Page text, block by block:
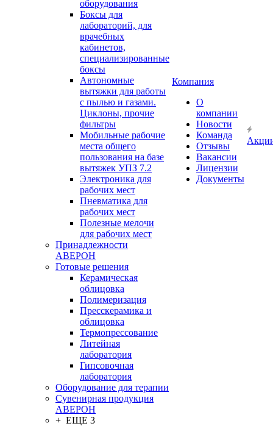
оборудования
Боксы для
лабораторий, для
врачебных
кабинетов,
специализированные
боксы
Автономные
вытяжки для работы
с пылью и газами.
Циклоны, прочие
фильтры
Мобильные рабочие
места общего
пользования на базе
вытяжек УПЗ 7.2
Электроника для
рабочих мест
Пневматика для
рабочих мест
Полезные мелочи
для рабочих мест
Принадлежности
АВЕРОН
Готовые решения
Керамическая
облицовка
Полимеризация
Пресскерамика и
облицовка
Термопрессование
Литейная
лаборатория
Гипсовочная
лаборатория
Оборудование для терапии
Сувенирная продукция
АВЕРОН
+ ЕЩЕ 3
Компания
О
компании
Новости
Команда
Отзывы
Вакансии
Лицензии
Документы